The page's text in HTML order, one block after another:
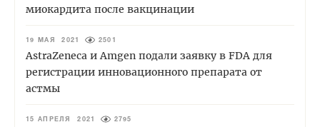
миокардита после вакцинации
19 МАЯ 2021 2501
AstraZeneca и Amgen подали заявку в FDA для
регистрации инновационного препарата от
астмы
15 АПРЕЛЯ 2021 2795